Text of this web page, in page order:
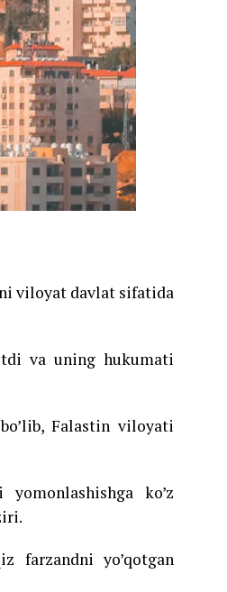
viloyat davlat sifatida
va uning hukumati
Falastin viloyati
ko’z
farzandni yo’qotgan